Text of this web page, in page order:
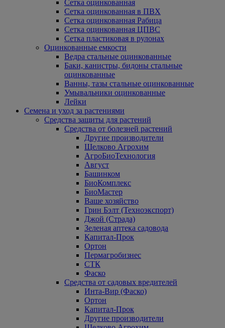
Сетка оцинкованная
Сетка оцинкованная в ПВХ
Сетка оцинкованная Рабица
Сетка оцинкованная ЦПВС
Сетка пластиковая в рулонах
Оцинкованные емкости
Ведра стальные оцинкованные
Баки, канистры, бидоны стальные
оцинкованные
Ванны, тазы стальные оцинкованные
Умывальники оцинкованные
Лейки
Семена и уход за растениями
Средства защиты для растений
Средства от болезней растений
Другие производители
Щелково Агрохим
АгроБиоТехнология
Август
Башинком
БиоКомплекс
БиоМастер
Ваше хозяйство
Грин Бэлт (Техноэкспорт)
Джой (Страда)
Зеленая аптека садовода
Капитал-Прок
Ортон
Пермагробизнес
СТК
Фаско
Средства от садовых вредителей
Инта-Вир (Фаско)
Ортон
Капитал-Прок
Другие производители